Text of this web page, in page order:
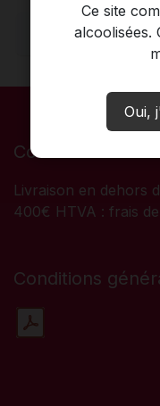
Ce site
alcoolisées.
Oui,
Conditions
Livraison en dehors
400€ HTVA : frais
Conditions